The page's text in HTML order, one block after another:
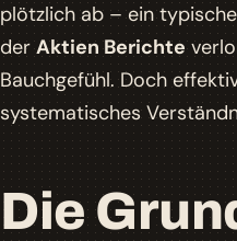
plötzlich ab – ein
derAktien Berichte
Bauchgefühl. Doch
systematisches
Die